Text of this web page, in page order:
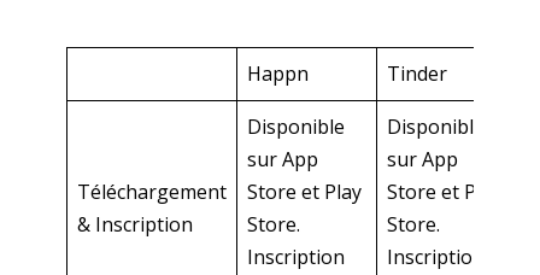
Happn Tinder
Téléchargement
& Inscription
Disponible
sur App
Store et Play
Store.
Inscription
Disponible
sur App
Store et Play
Store.
Inscription